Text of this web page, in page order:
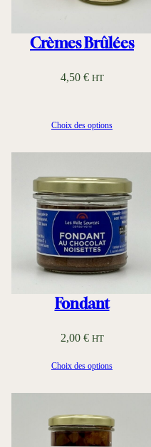
i
8
€
à
2
,
8
0
Crèmes Brûlées
4,50 € HT
Choix des options
Fondant
2,00 € HT
Choix des options